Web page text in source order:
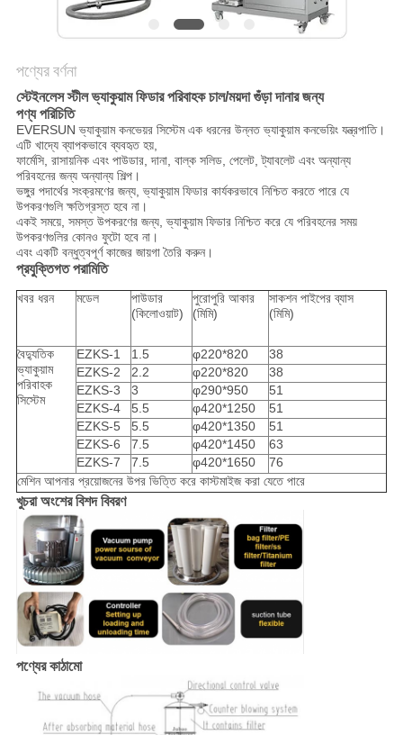
পণ্যের বর্ণনা
স্টেইনলেস স্টীল ভ্যাকুয়াম ফিডার পরিবাহক চাল/ময়দা গুঁড়া দানার জন্য
পণ্য পরিচিতি
EVERSUN ভ্যাকুয়াম কনভেয়র সিস্টেম এক ধরনের উন্নত ভ্যাকুয়াম কনভেয়িং যন্ত্রপাতি।
এটি খাদ্যে ব্যাপকভাবে ব্যবহৃত হয়,
ফার্মেসি, রাসায়নিক এবং পাউডার, দানা, বাল্ক সলিড, পেলেট, ট্যাবলেট এবং অন্যান্য
পরিবহনের জন্য অন্যান্য শিল্প।
ভঙ্গুর পদার্থের সংক্রমণের জন্য, ভ্যাকুয়াম ফিডার কার্যকরভাবে নিশ্চিত করতে পারে যে
উপকরণগুলি ক্ষতিগ্রস্ত হবে না।
একই সময়ে, সমস্ত উপকরণের জন্য, ভ্যাকুয়াম ফিডার নিশ্চিত করে যে পরিবহনের সময়
উপকরণগুলির কোনও ফুটো হবে না।
এবং একটি বন্ধুত্বপূর্ণ কাজের জায়গা তৈরি করুন।
প্রযুক্তিগত পরামিতি
খবর ধরন মডেল
পাউডার
(কিলোওয়াট)
পুরোপুরি আকার
(মিমি)
সাকশন পাইপের ব্যাস
(মিমি)
বৈদ্যুতিক
ভ্যাকুয়াম
পরিবাহক
সিস্টেম
EZKS-1 1.5 φ220*820
38
EZKS-2
2.2 φ220*820
38
EZKS-3
3 φ290*950
51
EZKS-4
5.5 φ420*1250
51
EZKS-5
5.5 φ420*1350
51
EZKS-6
7.5 φ420*1450
63
EZKS-7
7.5 φ420*1650
76
মেশিন আপনার প্রয়োজনের উপর ভিত্তি করে কাস্টমাইজ করা যেতে পারে
খুচরা অংশের বিশদ বিবরণ
পণ্যের কাঠামো